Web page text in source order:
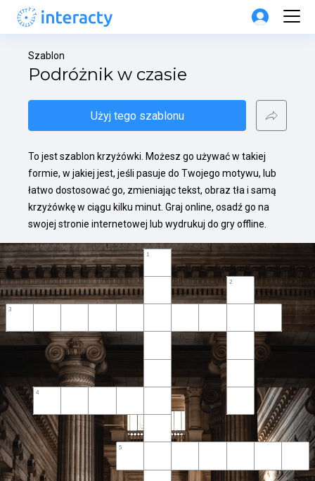
Szablon
Podróżnik w czasie
Użyj tego szablonu
To jest szablon krzyżówki. Możesz go używać w takiej
formie, w jakiej jest, jeśli pasuje do Twojego motywu, lub
łatwo dostosować go, zmieniając tekst, obraz tła i samą
krzyżówkę w ciągu kilku minut. Graj online, osadź go na
swojej stronie internetowej lub wydrukuj do gry offline.